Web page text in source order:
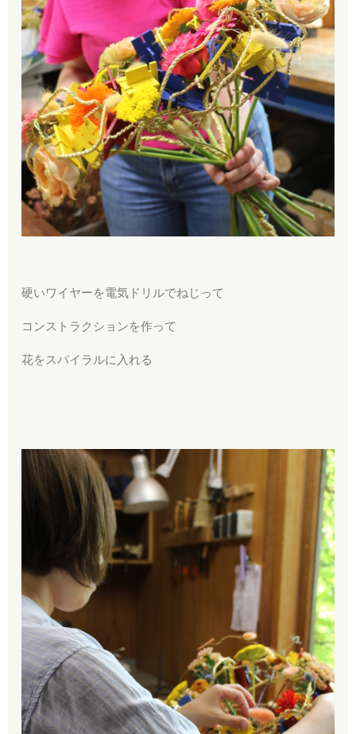
硬いワイヤーを電気ドリルでねじって
コンストラクションを作って
花をスパイラルに入れる